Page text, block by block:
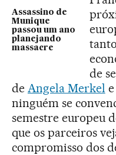
Assassino de
Munique
passou um ano
planejando
massacre
de
de Angela Merkel
ninguém se
semestre europeu
que os parceiros
compromisso dos